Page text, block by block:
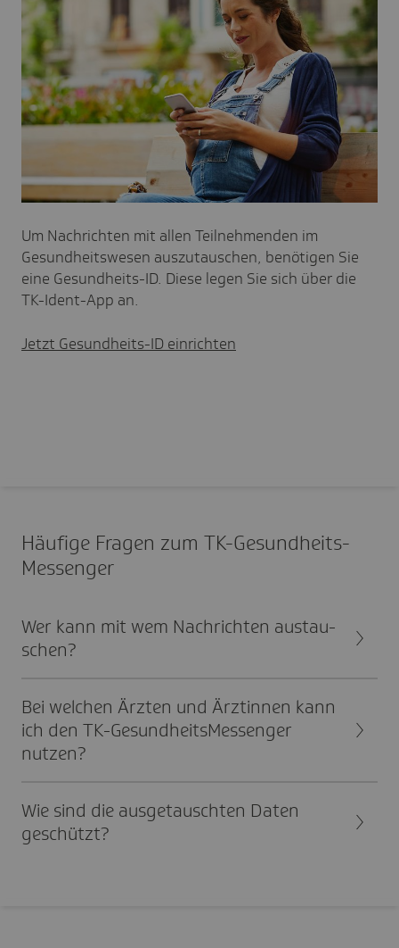
Um Nachrichten mit allen Teilnehmenden im
Gesundheitswesen auszutauschen, benötigen Sie
eine Gesundheits-ID. Diese legen Sie sich über die
TK-Ident-App an.
Jetzt Gesundheits-ID einrichten
Häufige Fragen zum TK-Gesund­heits­
Mes­senger
Wer kann mit wem Nach­richten austau­
schen?
Bei welchen Ärzten und Ärztinnen kann
ich den TK-Gesund­heits­Mes­senger
nutzen?
Wie sind die ausge­tauschten Daten
geschützt?